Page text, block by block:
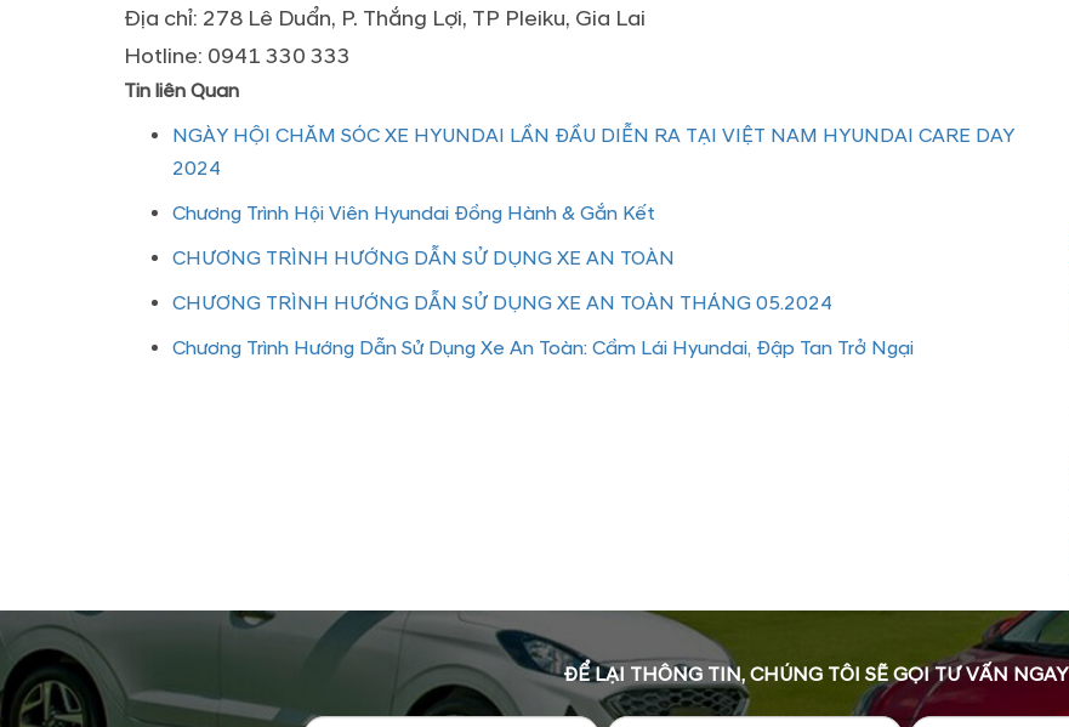
Địa chỉ: 278 Lê Duẩn, P. Thắng Lợi, TP Pleiku, Gia Lai
Hotline: 0941 330 333
Tin liên Quan
NGÀY HỘI CHĂM SÓC XE HYUNDAI LẦN ĐẦU DIỄN RA TẠI VIỆT NAM HYUNDAI CARE DAY
2024
Chương Trình Hội Viên Hyundai Đồng Hành & Gắn Kết
CHƯƠNG TRÌNH HƯỚNG DẪN SỬ DỤNG XE AN TOÀN
CHƯƠNG TRÌNH HƯỚNG DẪN SỬ DỤNG XE AN TOÀN THÁNG 05.2024
Chương Trình Hướng Dẫn Sử Dụng Xe An Toàn: Cầm Lái Hyundai, Đập Tan Trở Ngại
ĐỂ LẠI THÔNG TIN, CHÚNG TÔI SẼ GỌI TƯ VẤN NGAY